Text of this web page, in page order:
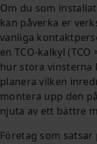
Om du som
kan påverka er
vanliga
en TCO-kalkyl
hur stora vinsterna
planera vilken
montera upp den
njuta av ett bättre
Företag som satsar